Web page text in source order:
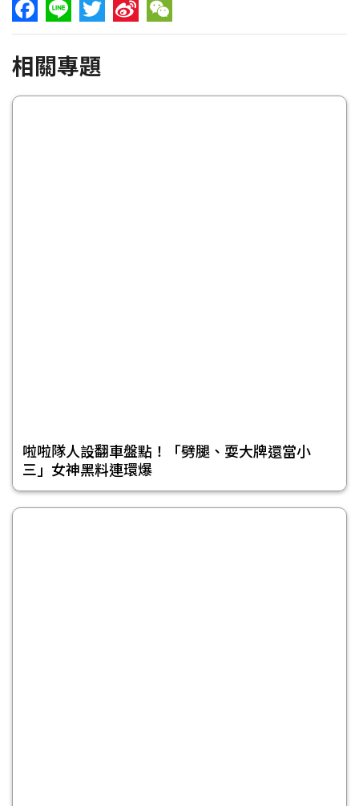
Facebook
Line TwitterSina WeChat
相關專題
啦啦隊人設翻車盤點！「劈腿、耍大牌還當小
三」女神黑料連環爆